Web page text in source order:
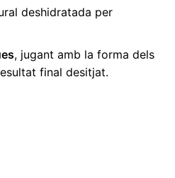
deshidratada per
, jugant amb la forma dels
final desitjat.